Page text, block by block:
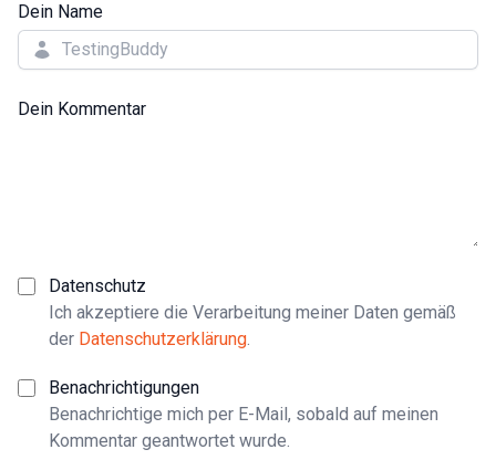
Dein Name
Dein Kommentar
Datenschutz
Ich akzeptiere die Verarbeitung meiner Daten gemäß
der Datenschutzerklärung.
Benachrichtigungen
Benachrichtige mich per E-Mail, sobald auf meinen
Kommentar geantwortet wurde.